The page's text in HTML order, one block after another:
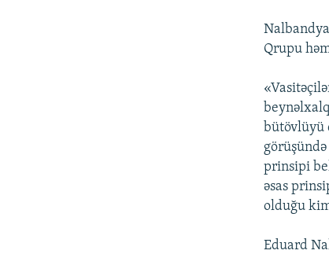
Qrupu
bütövlüyü
prinsipi
əsas
olduğu
Eduard